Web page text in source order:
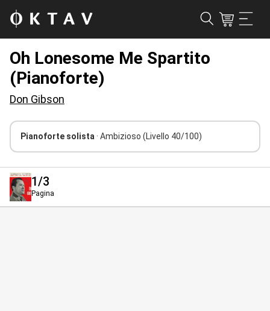
Oh Lonesome Me Spartito
(Pianoforte)
Don Gibson
Pianoforte solista · Ambizioso (Livello 40/100)
1/3
Pagina